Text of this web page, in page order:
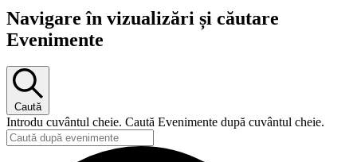
Navigare în vizualizări și căutare
Evenimente
Caută
Introdu cuvântul cheie. Caută Evenimente după cuvântul cheie.